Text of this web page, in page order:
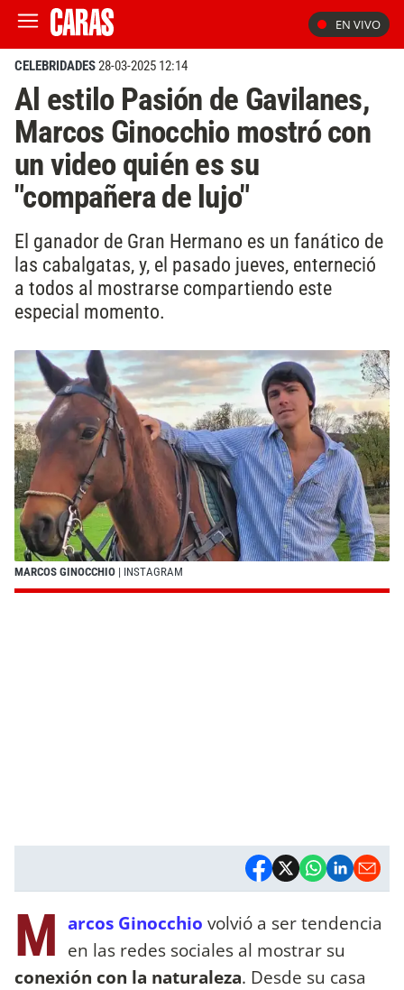
EN VIVO
CELEBRIDADES28-03-2025 12:14
Al estilo Pasión de Gavilanes,
Marcos Ginocchio mostró con
un video quién es su
"compañera de lujo"
El ganador de Gran Hermano es un fanático de
las cabalgatas, y, el pasado jueves, enterneció
a todos al mostrarse compartiendo este
especial momento.
MARCOS GINOCCHIO | INSTAGRAM
M arcos Ginocchio volvió a ser tendencia
en las redes sociales al mostrar su
conexión con la naturaleza. Desde su casa